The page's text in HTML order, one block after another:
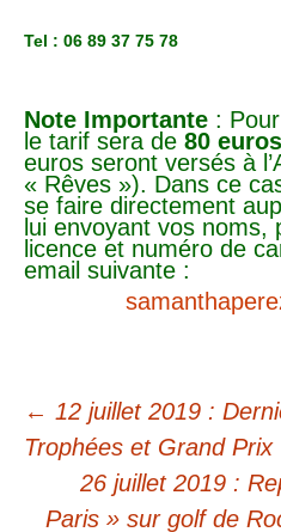
Tel : 06 89 37 75 78
Note Importante :
le tarif sera de 80
euros seront versés à
« Rêves »). Dans ce
se faire directement
lui envoyant vos
licence et numéro de
email suivante :
← 12 juillet 2019 :
Trophées et Grand Prix
26 juillet 2019 :
Paris » sur golf de